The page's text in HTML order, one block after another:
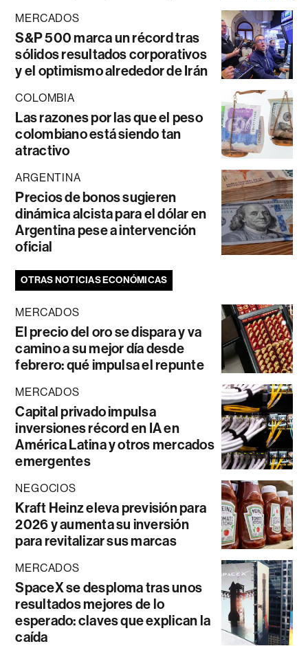
MERCADOS
S&P 500 marca un récord tras
sólidos resultados corporativos
y el optimismo alrededor de Irán
COLOMBIA
Las razones por las que el peso
colombiano está siendo tan
atractivo
ARGENTINA
Precios de bonos sugieren
dinámica alcista para el dólar en
Argentina pese a intervención
oficial
OTRAS NOTICIAS ECONÓMICAS
MERCADOS
El precio del oro se dispara y va
camino a su mejor día desde
febrero: qué impulsa el repunte
MERCADOS
Capital privado impulsa
inversiones récord en IA en
América Latina y otros mercados
emergentes
NEGOCIOS
Kraft Heinz eleva previsión para
2026 y aumenta su inversión
para revitalizar sus marcas
MERCADOS
SpaceX se desploma tras unos
resultados mejores de lo
esperado: claves que explican la
caída